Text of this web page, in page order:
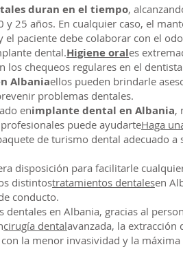
duran en el tiempo,
y 25 años. En cualquier caso, el
el paciente debe colaborar con el
dental.Higiene orales
los chequeos regulares en el
Albaniaellos pueden brindarle
problemas dentales.
enimplante dental en Albania,
puede ayudarteHaga
de turismo dental adecuado a
disposición para facilitarle
distintostratamientos dentalesen
conducto.​
dentales en Albania, gracias al
cirugía dentalavanzada, la extracción
la menor invasividad y la máxima